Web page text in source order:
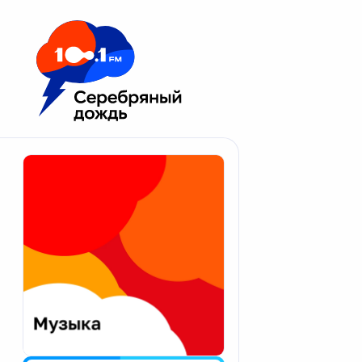
Москва 100.1 FM
Апатиты
Екатеринбург
Калининград
Калуга